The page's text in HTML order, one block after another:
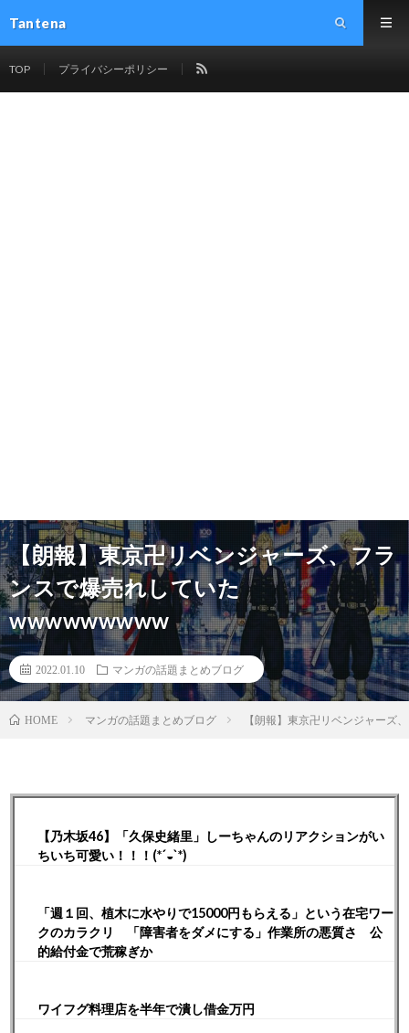
Tantena
TOP プライバシーポリシー
【朗報】東京卍リベンジャーズ、フラ
ンスで爆売れしていた
wwwwwwwww
2022.01.10 マンガの話題まとめブログ
HOME マンガの話題まとめブログ 【朗報】東京卍リベンジャーズ
【乃木坂46】「久保史緒里」しーちゃんのリアクションがい
ちいち可愛い！！！(*´◒`*)
「週１回、植木に水やりで15000円もらえる」という在宅ワー
クのカラクリ 「障害者をダメにする」作業所の悪質さ 公
的給付金で荒稼ぎか
ワイフグ料理店を半年で潰し借金万円